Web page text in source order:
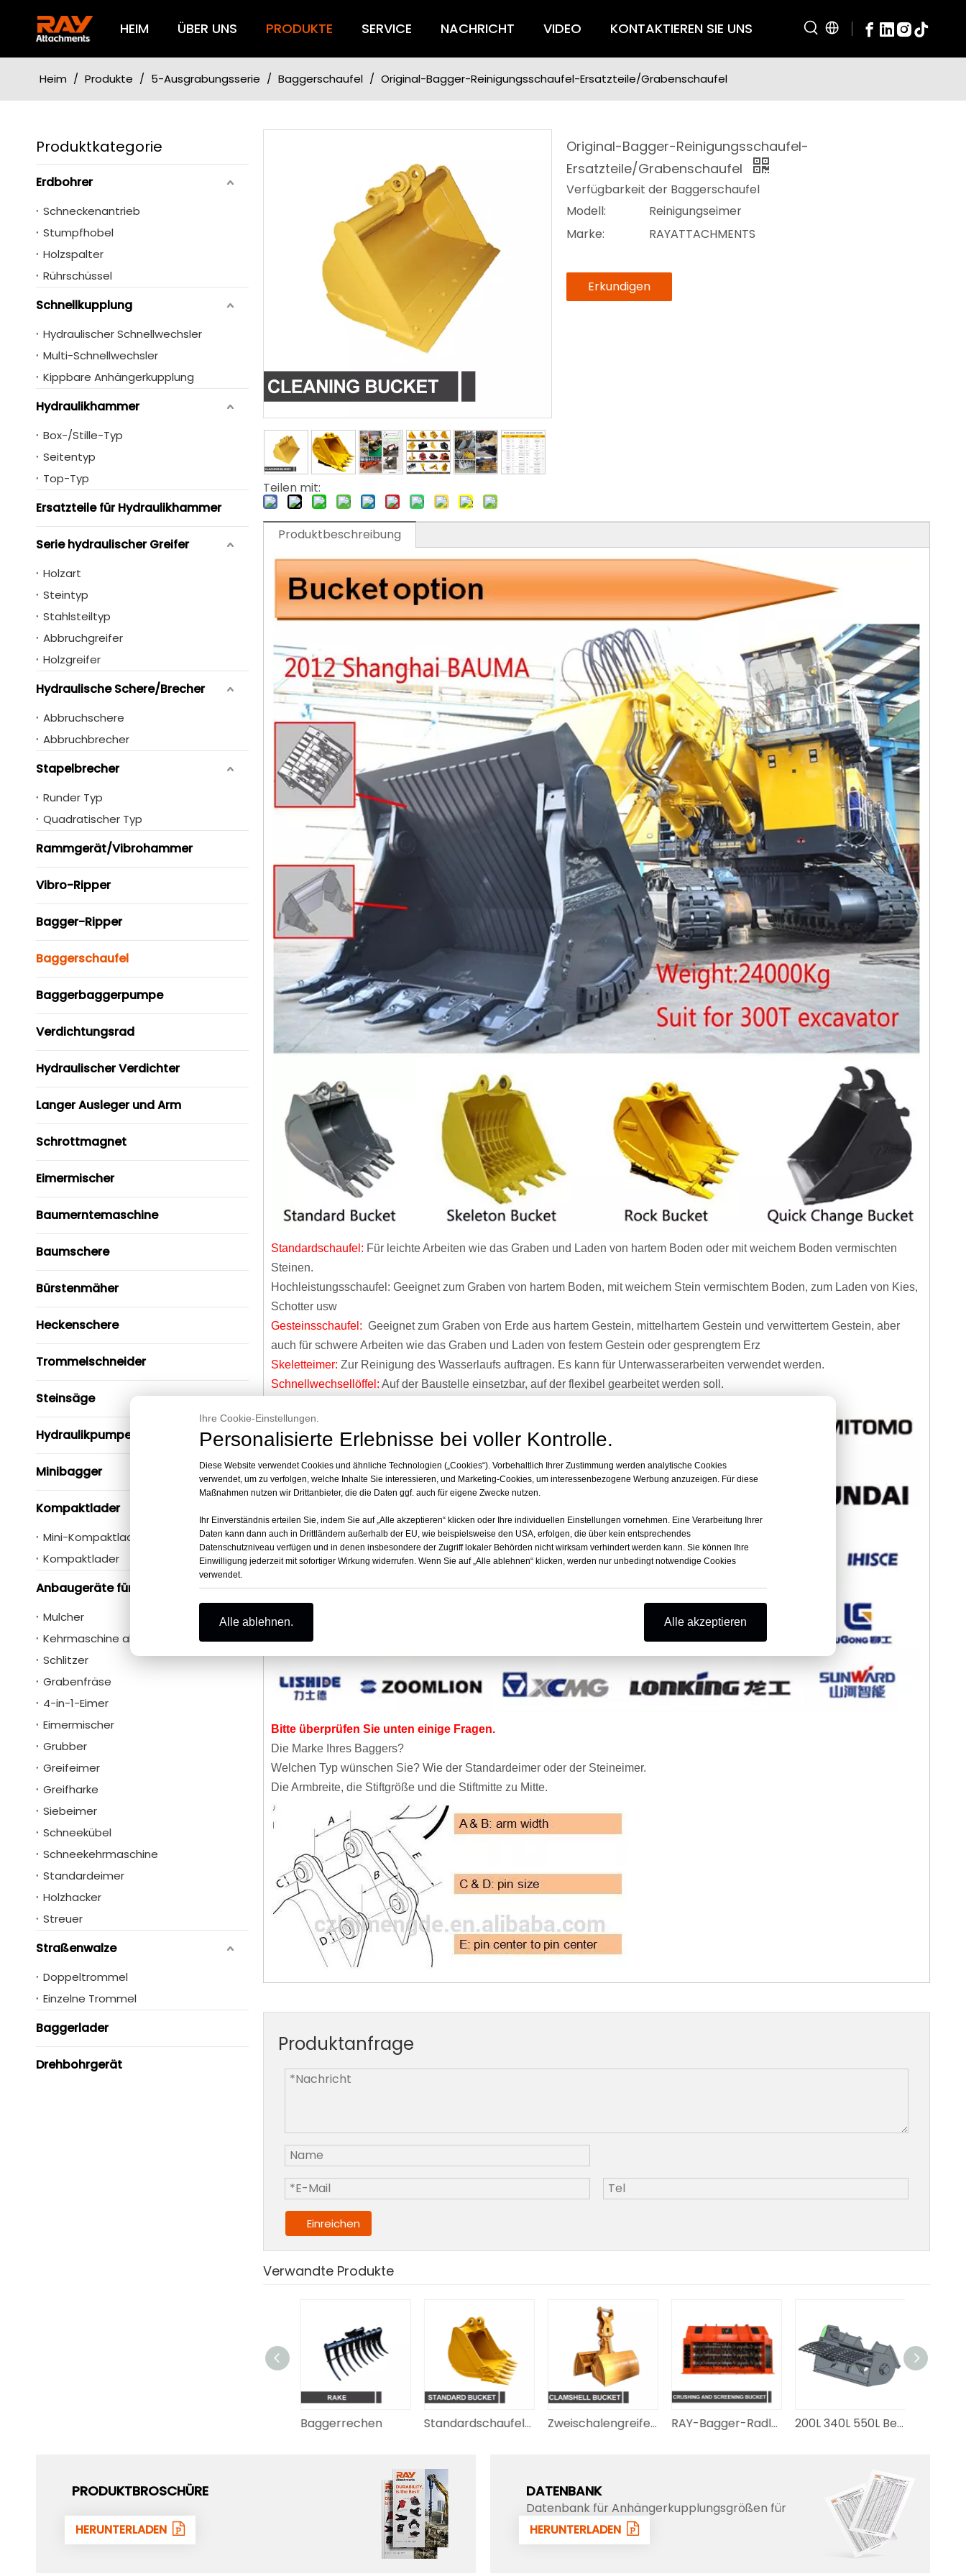
Ihre Cookie-Einstellungen.
Personalisierte Erlebnisse bei voller Kontrolle.
Diese Website verwendet Cookies und ähnliche Technologien („Cookies“). Vorbehaltlich Ihrer Zustimmung werden analytische Cookies
verwendet, um zu verfolgen, welche Inhalte Sie interessieren, und Marketing-Cookies, um interessenbezogene Werbung anzuzeigen. Für diese
Maßnahmen nutzen wir Drittanbieter, die die Daten ggf. auch für eigene Zwecke nutzen.
Ihr Einverständnis erteilen Sie, indem Sie auf „Alle akzeptieren“ klicken oder Ihre individuellen Einstellungen vornehmen. Eine Verarbeitung Ihrer
Daten kann dann auch in Drittländern außerhalb der EU, wie beispielsweise den USA, erfolgen, die über kein entsprechendes
Datenschutzniveau verfügen und in denen insbesondere der Zugriff lokaler Behörden nicht wirksam verhindert werden kann. Sie können Ihre
Einwilligung jederzeit mit sofortiger Wirkung widerrufen. Wenn Sie auf „Alle ablehnen“ klicken, werden nur unbedingt notwendige Cookies
verwendet.
Alle ablehnen. Alle akzeptieren
HEIM ÜBER UNS PRODUKTE SERVICE NACHRICHT VIDEO KONTAKTIEREN SIE UNS
Heim / Produkte / 5-Ausgrabungsserie / Baggerschaufel / Original-Bagger-Reinigungsschaufel-Ersatzteile/Grabenschaufel
Produktkategorie
Erdbohrer
Schneckenantrieb
Stumpfhobel
Holzspalter
Rührschüssel
Schnellkupplung
Hydraulischer Schnellwechsler
Multi-Schnellwechsler
Kippbare Anhängerkupplung
Hydraulikhammer
Box-/Stille-Typ
Seitentyp
Top-Typ
Ersatzteile für Hydraulikhammer
Serie hydraulischer Greifer
Holzart
Steintyp
Stahlsteiltyp
Abbruchgreifer
Holzgreifer
Hydraulische Schere/Brecher
Abbruchschere
Abbruchbrecher
Stapelbrecher
Runder Typ
Quadratischer Typ
Rammgerät/Vibrohammer
Vibro-Ripper
Bagger-Ripper
Baggerschaufel
Baggerbaggerpumpe
Verdichtungsrad
Hydraulischer Verdichter
Langer Ausleger und Arm
Schrottmagnet
Eimermischer
Baumerntemaschine
Baumschere
Bürstenmäher
Heckenschere
Trommelschneider
Steinsäge
Hydraulikpumpe
Minibagger
Kompaktlader
Mini-Kompaktlader
Kompaktlader
Anbaugeräte für Kompaktlader
Mulcher
Kehrmaschine abholen
Schlitzer
Grabenfräse
4-in-1-Eimer
Eimermischer
Grubber
Greifeimer
Greifharke
Siebeimer
Schneekübel
Schneekehrmaschine
Standardeimer
Holzhacker
Streuer
Straßenwalze
Doppeltrommel
Einzelne Trommel
Baggerlader
Drehbohrgerät
Teilen mit:
Original-Bagger-Reinigungsschaufel-
Ersatzteile/Grabenschaufel
Verfügbarkeit der Baggerschaufel
Modell:
Reinigungseimer
Marke:
RAYATTACHMENTS
Erkundigen
Produktbeschreibung
Standardschaufel: Für leichte Arbeiten wie das Graben und Laden von hartem Boden oder mit weichem Boden vermischten
Steinen.
Hochleistungsschaufel: Geeignet zum Graben von hartem Boden, mit weichem Stein vermischtem Boden, zum Laden von Kies,
Schotter usw
Gesteinsschaufel: Geeignet zum Graben von Erde aus hartem Gestein, mittelhartem Gestein und verwittertem Gestein, aber
auch für schwere Arbeiten wie das Graben und Laden von festem Gestein oder gesprengtem Erz
Skeletteimer: Zur Reinigung des Wasserlaufs auftragen. Es kann für Unterwasserarbeiten verwendet werden.
Schnellwechsellöffel: Auf der Baustelle einsetzbar, auf der flexibel gearbeitet werden soll.
Bitte überprüfen Sie unten einige Fragen.
Die Marke Ihres Baggers?
Welchen Typ wünschen Sie? Wie der Standardeimer oder der Steineimer.
Die Armbreite, die Stiftgröße und die Stiftmitte zu Mitte.
Produktanfrage
Einreichen
Verwandte Produkte
Baggerrechen Standardschaufel für Bagger Zweischalengreifer-Bagger, hydraulischer Schalenlöffel RAY-Bagger-Radlader-Anbaugeräte Schredder Betonbrech- und Sieblöffel 200L 340L 550L Betonmischerschaufelaufsatz für Bagger/Kompaktlader
PRODUKTBROSCHÜRE
HERUNTERLADEN
DATENBANK
Datenbank für Anhängerkupplungsgrößen für
alle Bagger
HERUNTERLADEN